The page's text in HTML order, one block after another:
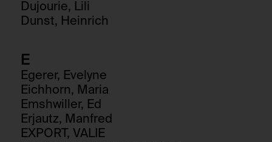
Dujourie, Lili
Dunst, Heinrich
E
Egerer, Evelyne
Eichhorn, Maria
Emshwiller, Ed
Erjautz, Manfred
EXPORT, VALIE